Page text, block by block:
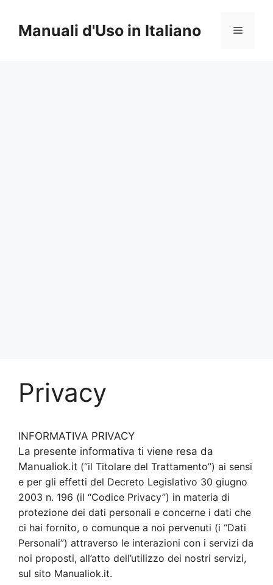
contenuto
Manuali d'Uso in Italiano Menu
Privacy
INFORMATIVA PRIVACY
La presente informativa ti viene resa da
Manualiok.it (“il Titolare del Trattamento”) ai sensi
e per gli effetti del Decreto Legislativo 30 giugno
2003 n. 196 (il “Codice Privacy”) in materia di
protezione dei dati personali e concerne i dati che
ci hai fornito, o comunque a noi pervenuti (i “Dati
Personali”) attraverso le interazioni con i servizi da
noi proposti, all’atto dell’utilizzo dei nostri servizi,
sul sito Manualiok.it.